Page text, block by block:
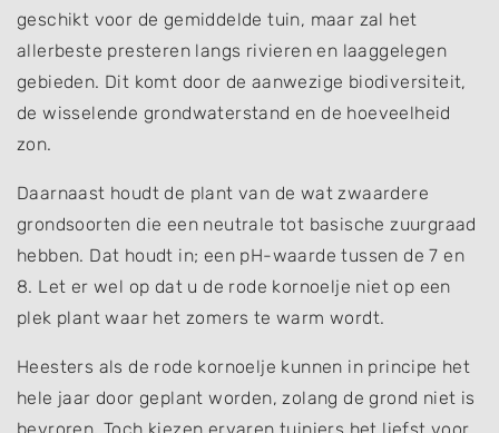
geschikt voor de gemiddelde tuin, maar zal het
allerbeste presteren langs rivieren en laaggelegen
gebieden. Dit komt door de aanwezige biodiversiteit,
de wisselende grondwaterstand en de hoeveelheid
zon.
Daarnaast houdt de plant van de wat zwaardere
grondsoorten die een neutrale tot basische zuurgraad
hebben. Dat houdt in; een pH-waarde tussen de 7 en
8. Let er wel op dat u de rode kornoelje niet op een
plek plant waar het zomers te warm wordt.
Heesters als de rode kornoelje kunnen in principe het
hele jaar door geplant worden, zolang de grond niet is
bevroren. Toch kiezen ervaren tuiniers het liefst voor